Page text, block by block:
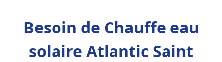
Besoin de Chauffe eau
solaire Atlantic Saint